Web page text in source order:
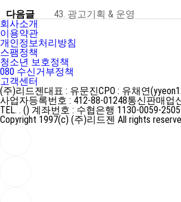
다음글
43. 광고기획 & 운영
회사소개
이용약관
개인정보처리방침
스팸정책
청소년 보호정책
080 수신거부정책
고객센터
(주)리드젠대표 : 유문진CPO : 유채연
사업자등록번호 : 412-88-01248통신판매업
TEL. . () 계좌번호 : 수협은행 1130-0059-
Copyright 1997(c) (주)리드젠 All rights